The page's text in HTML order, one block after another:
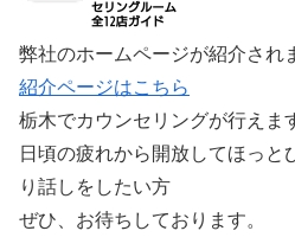
弊社のホームページが紹介され
紹介ページはこちら
栃木でカウンセリングが行えま
日頃の疲れから開放してほっと
り話しをしたい方
ぜひ、お待ちしております。